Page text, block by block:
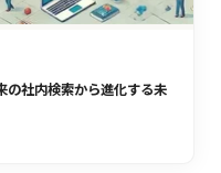
の社内検索から進化する未